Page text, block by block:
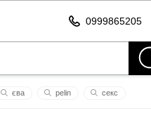
0999865205
єва pеlin
секс